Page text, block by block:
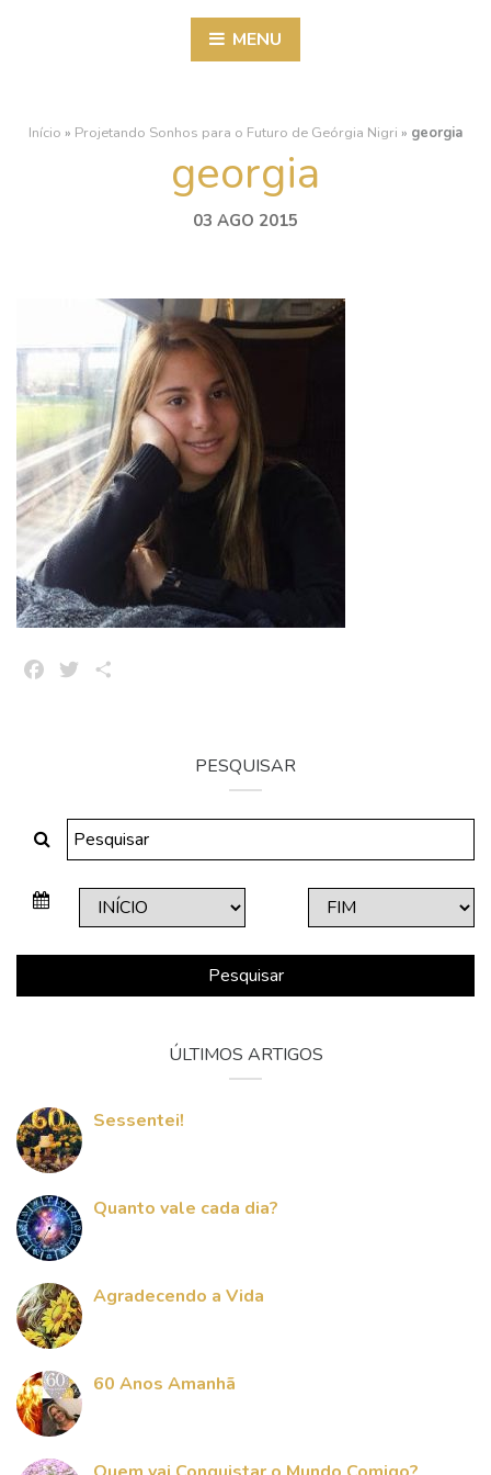
MENU
Início » Projetando Sonhos para o Futuro de Geórgia Nigri » georgia
georgia
03 AGO 2015
FacebookTwitter
PESQUISAR
Pesquisar
ÚLTIMOS ARTIGOS
Sessentei!
Quanto vale cada dia?
Agradecendo a Vida
60 Anos Amanhã